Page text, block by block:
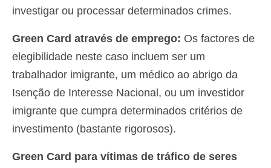
investigar ou processar determinados crimes.
Green Card através de emprego: Os factores de
elegibilidade neste caso incluem ser um
trabalhador imigrante, um médico ao abrigo da
Isenção de Interesse Nacional, ou um investidor
imigrante que cumpra determinados critérios de
investimento (bastante rigorosos).
Green Card para vítimas de tráfico de seres